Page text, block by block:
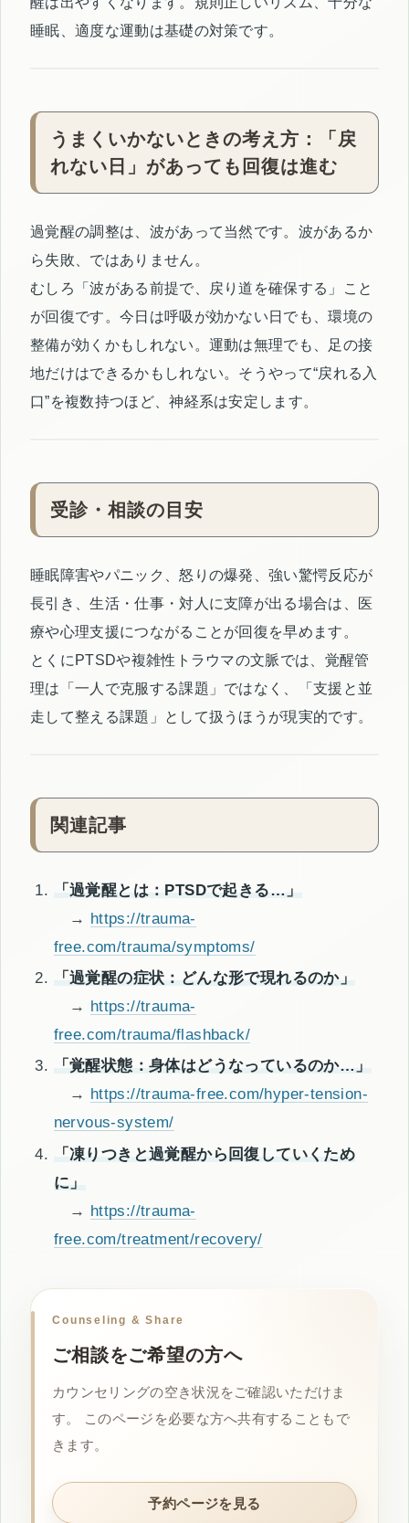
睡眠、適度な運動は基礎の対策です。
うまくいかないときの考え方：「戻
れない日」があっても回復は進む
過覚醒の調整は、波があって当然です。波があるか
ら失敗、ではありません。
むしろ「波がある前提で、戻り道を確保する」こと
が回復です。今日は呼吸が効かない日でも、環境の
整備が効くかもしれない。運動は無理でも、足の接
地だけはできるかもしれない。そうやって“戻れる入
口”を複数持つほど、神経系は安定します。
受診・相談の目安
睡眠障害やパニック、怒りの爆発、強い驚愕反応が
長引き、生活・仕事・対人に支障が出る場合は、医
療や心理支援につながることが回復を早めます。
とくにPTSDや複雑性トラウマの文脈では、覚醒管
理は「一人で克服する課題」ではなく、「支援と並
走して整える課題」として扱うほうが現実的です。
関連記事
「過覚醒とは：PTSDで起きる…」
→ https://trauma-
free.com/trauma/symptoms/
「過覚醒の症状：どんな形で現れるのか」
→ https://trauma-
free.com/trauma/flashback/
「覚醒状態：身体はどうなっているのか…」
→
https://trauma-free.com/hyper-tension-
nervous-system/
「凍りつきと過覚醒から回復していくため
に」
→ https://trauma-
free.com/treatment/recovery/
Counseling & Share
ご相談をご希望の方へ
カウンセリングの空き状況をご確認いただけま
す。 このページを必要な方へ共有することもで
きます。
予約ページを見る